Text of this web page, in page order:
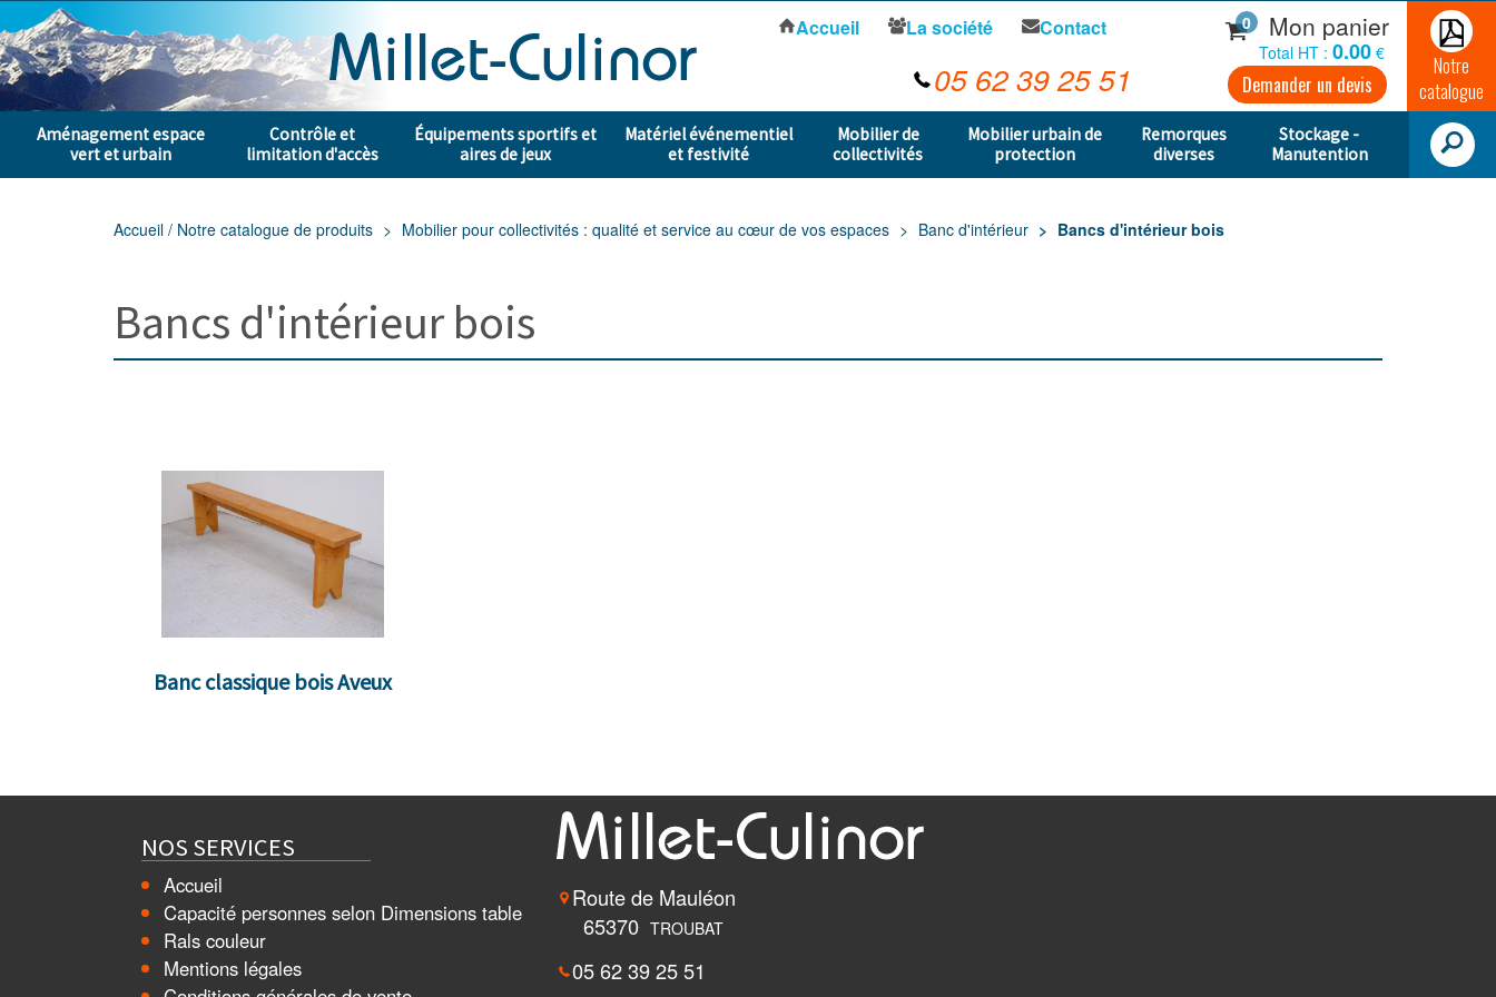
Aménagement espace
vert et urbain
Contrôle et
limitation d'accès
Équipements sportifs et
aires de jeux
Matériel événementiel
et festivité
Mobilier de
collectivités
Mobilier urbain de
protection
Remorques
diverses
Stockage -
Manutention
Accueil La société Contact
05 62 39 25 51
0 Mon panier
Total HT : 0.00 €
Demander un devis
Notre
catalogue
Accueil / Notre catalogue de produits Mobilier pour collectivités : qualité et service au cœur de vos espaces Banc d'intérieur Bancs d'intérieur bois
Bancs d'intérieur bois
Banc classique bois Aveux
Route de Mauléon
65370 TROUBAT
05 62 39 25 51
NOS SERVICES
Accueil
Capacité personnes selon Dimensions table
Rals couleur
Mentions légales